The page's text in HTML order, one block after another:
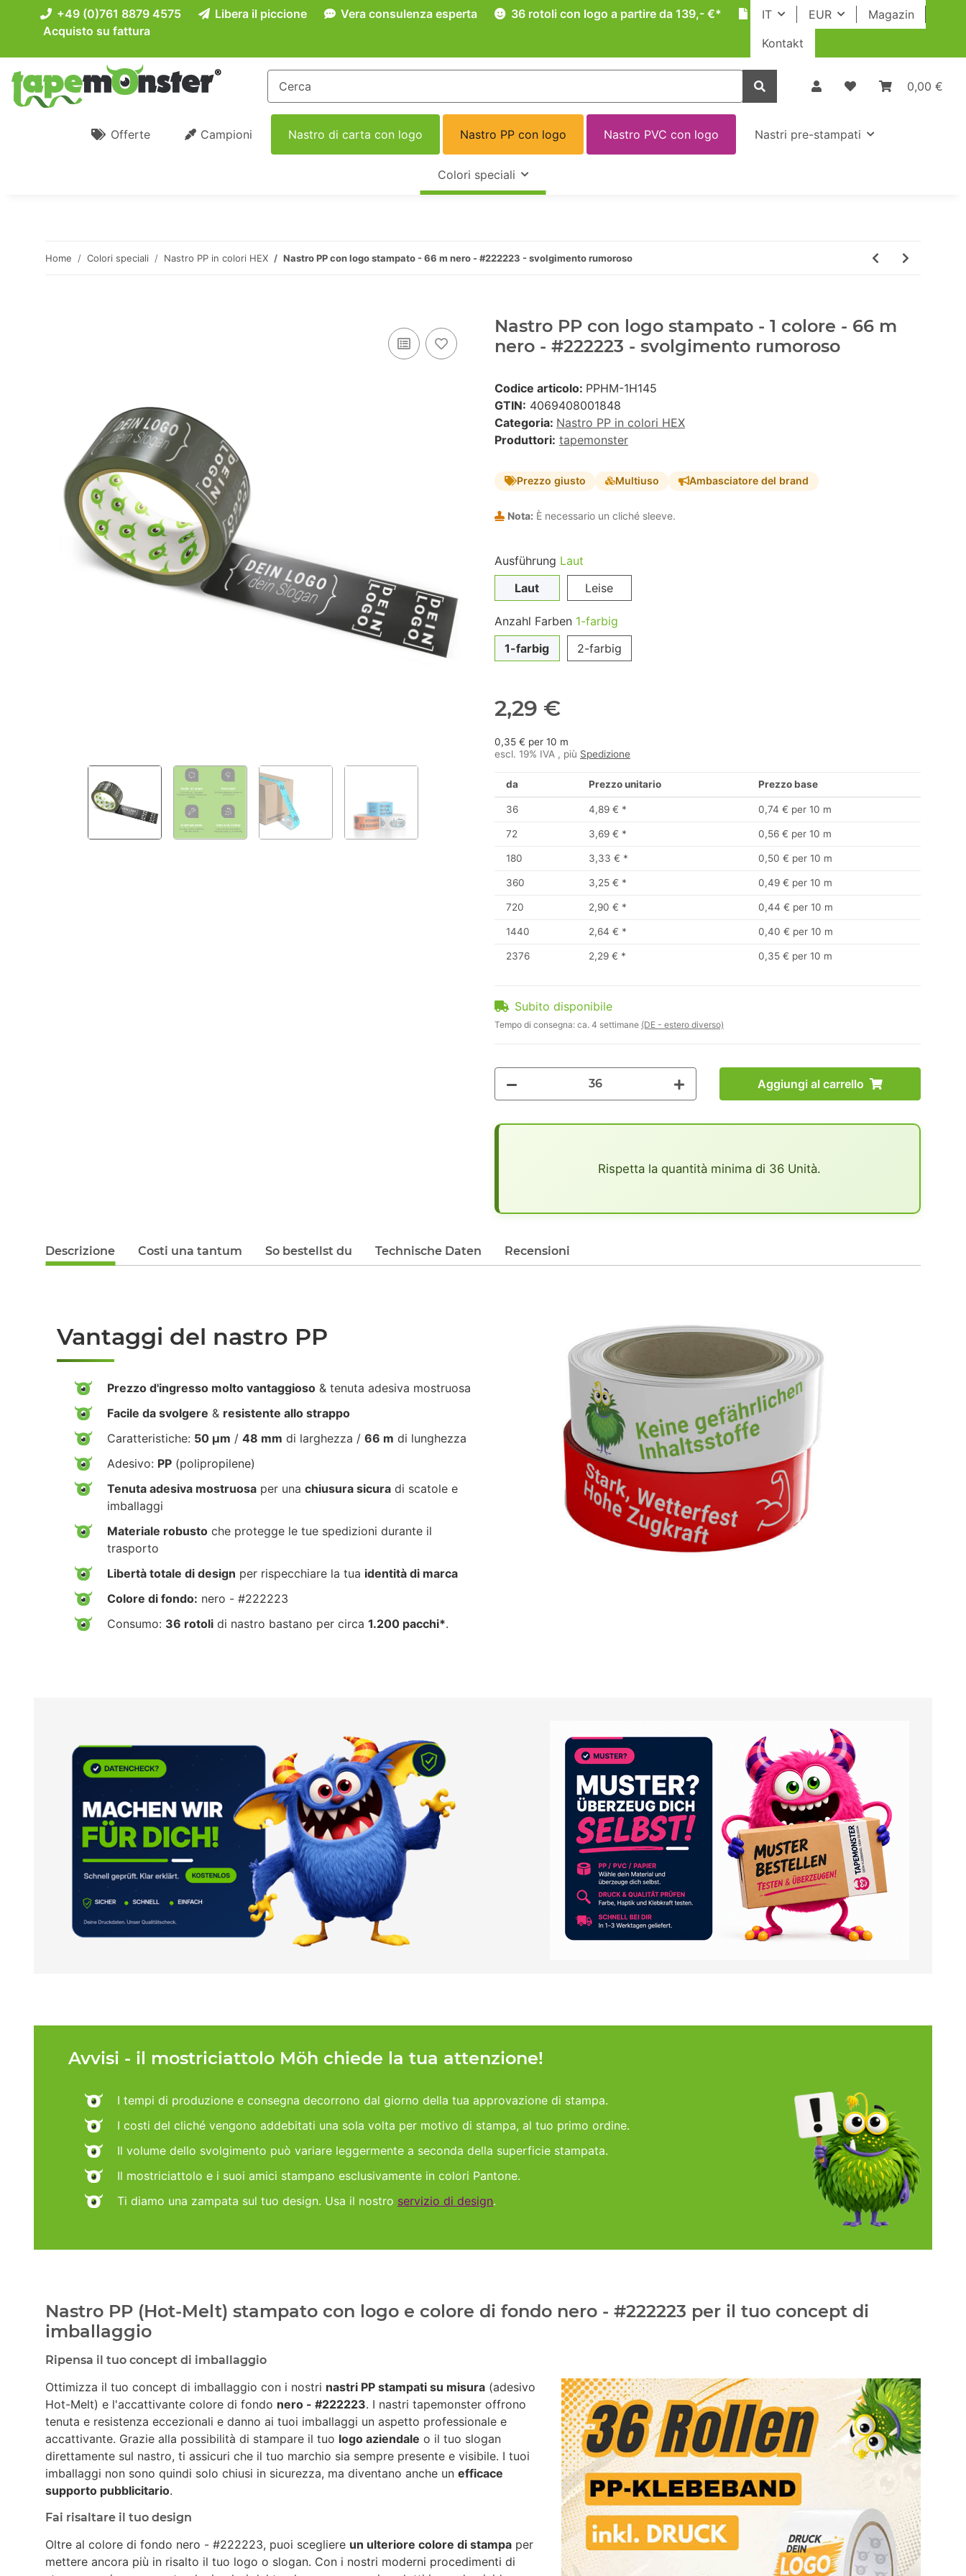
IT EUR
Magazin
Kontakt
+49 (0)761 8879 4575 Libera il piccione Vera consulenza esperta
36 rotoli con logo a partire da 139,- €*
Acquisto su fattura
0,00 €
Offerte Campioni Nastro di carta con logo Nastro PP con logo Nastro PVC con logo Nastri pre-stampati
Colori speciali
Home Colori speciali Nastro PP in colori HEX Nastro PP con logo stampato - 66 m nero - #222223 - svolgimento rumoroso
Nastro PP con logo stampato - 1 colore - 66 m
nero - #222223 - svolgimento rumoroso
Codice articolo: PPHM-1H145
GTIN: 4069408001848
Categoria: Nastro PP in colori HEX
Produttori: tapemonster
Prezzo giusto Multiuso Ambasciatore del brand
Nota: È necessario un cliché sleeve.
Ausführung Laut
Laut
Leise
Anzahl Farben 1-farbig
1-farbig
2-farbig
2,29 €
0,35 € per 10 m
escl. 19% IVA , più Spedizione
da Prezzo unitario Prezzo base
36 4,89 € * 0,74 € per 10 m
72 3,69 € * 0,56 € per 10 m
180 3,33 € * 0,50 € per 10 m
360 3,25 € * 0,49 € per 10 m
720 2,90 € * 0,44 € per 10 m
1440 2,64 € * 0,40 € per 10 m
2376 2,29 € * 0,35 € per 10 m
Subito disponibile
Tempo di consegna: ca. 4 settimane (DE - estero diverso)
Aggiungi al carrello
Rispetta la quantità minima di 36 Unità.
Descrizione Costi una tantum So bestellst du Technische Daten Recensioni
Vantaggi del nastro PP
Prezzo d'ingresso molto vantaggioso & tenuta adesiva mostruosa
Facile da svolgere & resistente allo strappo
Caratteristiche: 50 µm / 48 mm di larghezza / 66 m di lunghezza
Adesivo: PP (polipropilene)
Tenuta adesiva mostruosa per una chiusura sicura di scatole e
imballaggi
Materiale robusto che protegge le tue spedizioni durante il
trasporto
Libertà totale di design per rispecchiare la tua identità di marca
Colore di fondo: nero - #222223
Consumo: 36 rotoli di nastro bastano per circa 1.200 pacchi*.
Avvisi - il mostriciattolo Möh chiede la tua attenzione!
I tempi di produzione e consegna decorrono dal giorno della tua approvazione di stampa.
I costi del cliché vengono addebitati una sola volta per motivo di stampa, al tuo primo ordine.
Il volume dello svolgimento può variare leggermente a seconda della superficie stampata.
Il mostriciattolo e i suoi amici stampano esclusivamente in colori Pantone.
Ti diamo una zampata sul tuo design. Usa il nostro servizio di design.
Nastro PP (Hot-Melt) stampato con logo e colore di fondo nero - #222223 per il tuo concept di
imballaggio
Ripensa il tuo concept di imballaggio
Ottimizza il tuo concept di imballaggio con i nostri nastri PP stampati su misura (adesivo
Hot-Melt) e l'accattivante colore di fondo nero - #222223. I nastri tapemonster offrono
tenuta e resistenza eccezionali e danno ai tuoi imballaggi un aspetto professionale e
accattivante. Grazie alla possibilità di stampare il tuo logo aziendale o il tuo slogan
direttamente sul nastro, ti assicuri che il tuo marchio sia sempre presente e visibile. I tuoi
imballaggi non sono quindi solo chiusi in sicurezza, ma diventano anche un efficace
supporto pubblicitario.
Fai risaltare il tuo design
Oltre al colore di fondo nero - #222223, puoi scegliere un ulteriore colore di stampa per
mettere ancora più in risalto il tuo logo o slogan. Con i nostri moderni procedimenti di